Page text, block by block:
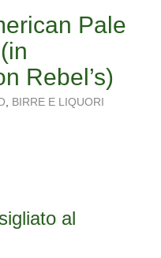
Pale
Rebel’s)
BIRRE E LIQUORI
al